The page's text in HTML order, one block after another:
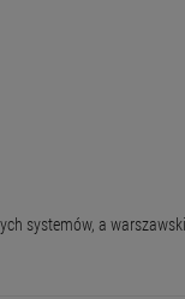
systemów, a